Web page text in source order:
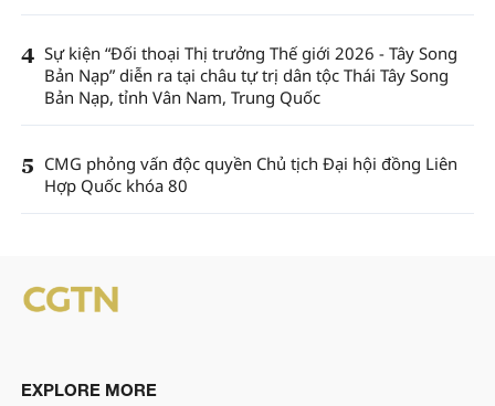
4 Sự kiện “Đối thoại Thị trưởng Thế giới 2026 - Tây Song
Bản Nạp” diễn ra tại châu tự trị dân tộc Thái Tây Song
Bản Nạp, tỉnh Vân Nam, Trung Quốc
5 CMG phỏng vấn độc quyền Chủ tịch Đại hội đồng Liên
Hợp Quốc khóa 80
EXPLORE MORE